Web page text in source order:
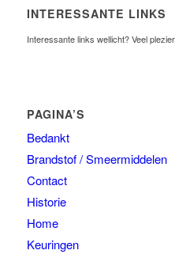
INTERESSANTE LINKS
Interessante links wellicht? Veel
PAGINA’S
Bedankt
Brandstof / Smeermiddelen
Contact
Historie
Home
Keuringen